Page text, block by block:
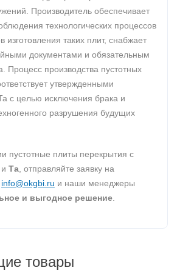
Производитель обеспечивает
технологических процессов
изготовления таких плит, снабжает
документами и обязательным
Процесс производства пустотных
утвержденными
с целью исключения брака и
разрушения будущих
пустотные плиты перекрытия с
и Та , отправляйте заявку на
info@okgbi.ru и наши менеджеры
и выгодное решение
товары